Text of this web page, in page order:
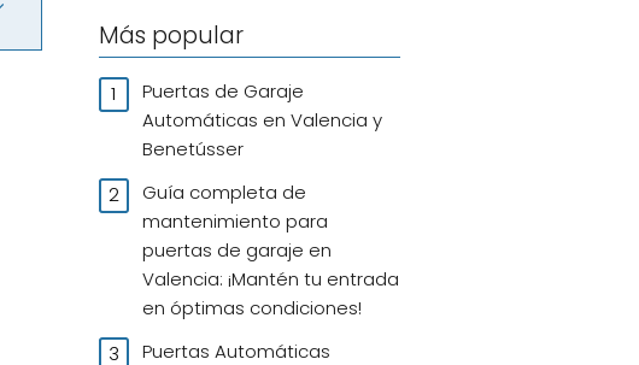
Más popular
Puertas de Garaje
Automáticas en Valencia y
Benetússer
Guía completa de
mantenimiento para
puertas de garaje en
Valencia: ¡Mantén tu entrada
en óptimas condiciones!
Puertas Automáticas